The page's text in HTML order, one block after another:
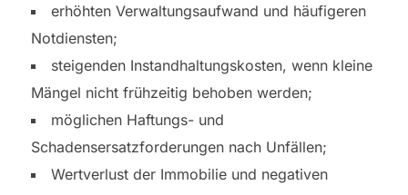
erhöhten Verwaltungsaufwand und häufigeren
Notdiensten;
steigenden Instandhaltungskosten, wenn kleine
Mängel nicht frühzeitig behoben werden;
möglichen Haftungs- und
Schadensersatzforderungen nach Unfällen;
Wertverlust der Immobilie und negativen